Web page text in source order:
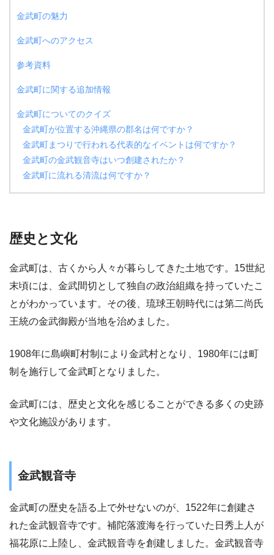
金武町の魅力
金武町へのアクセス
参考資料
金武町に関する追加情報
金武町についてのクイズ
金武町が位置する沖縄県の郡名は何ですか？
金武町まつりで行われる代表的なイベントは何ですか？
金武町の金武観音寺はいつ創建されたか？
金武町に流れる清流は何ですか？
歴史と文化
金武町は、古くから人々が暮らしてきた土地です。15世紀
末頃には、金武間切として独自の政治組織を持っていたこ
とがわかっています。その後、琉球王朝時代には第二尚氏
王統の金武御殿が当地を治めました。
1908年に島嶼町村制により金武村となり、1980年には町
制を施行して金武町となりました。
金武町には、歴史と文化を感じることができる多くの史跡
や文化施設があります。
金武観音寺
金武町の歴史を語る上で外せないのが、1522年に創建さ
れた金武観音寺です。補陀落渡海を行っていた日秀上人が
福花原に上陸し、金武観音寺を創建しました。金武観音寺